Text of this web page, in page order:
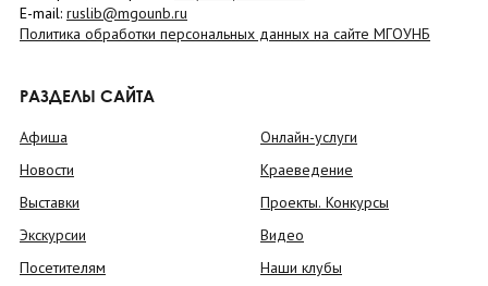
E-mail: ruslib@mgounb.ru
Политика обработки персональных данных на сайте МГОУНБ
РАЗДЕЛЫ САЙТА
Афиша
Новости
Выставки
Экскурсии
Посетителям
Онлайн-услуги
Краеведение
Проекты. Конкурсы
Видео
Наши клубы